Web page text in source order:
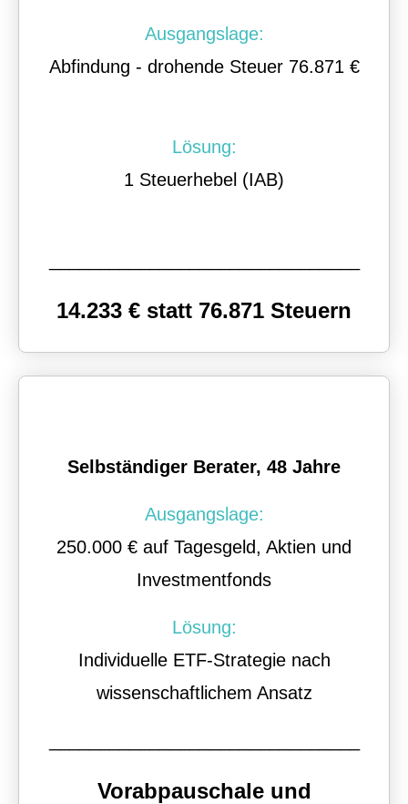
Ausgangslage:
Abfindung - drohende Steuer 76.871 €
Lösung:
1 Steuerhebel (IAB)
14.233 € statt 76.871 Steuern
Selbständiger Berater, 48 Jahre
Ausgangslage:
250.000 € auf Tages­geld, Aktien und
Investmentfonds
Lösung:
Individuelle ETF-Strategie nach
wissenschaftlichem Ansatz
Vorabpauschale und